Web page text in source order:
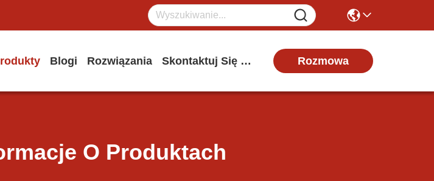
Blogi Rozwiązania Skontaktuj Się Z Nami Rozmowa
O Produktach